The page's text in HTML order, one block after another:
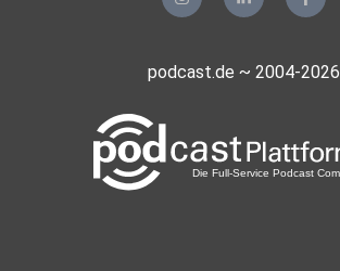
podcast.de ~ 2004-2026